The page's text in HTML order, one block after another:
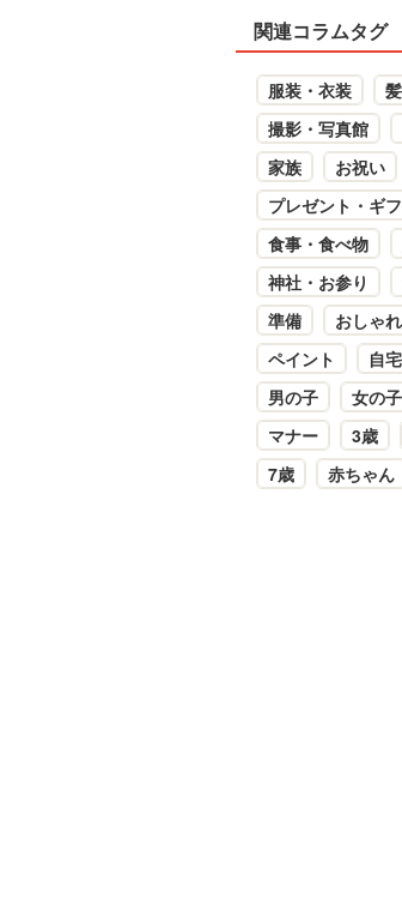
関連コラムタグ
服装・衣装
撮影・写真館
家族
お祝い
プレゼント・ギ
食事・食べ物
神社・お参り
準備
おしゃれ
ペイント
自宅
男の子
女の子
マナー
3歳
7歳
赤ちゃん